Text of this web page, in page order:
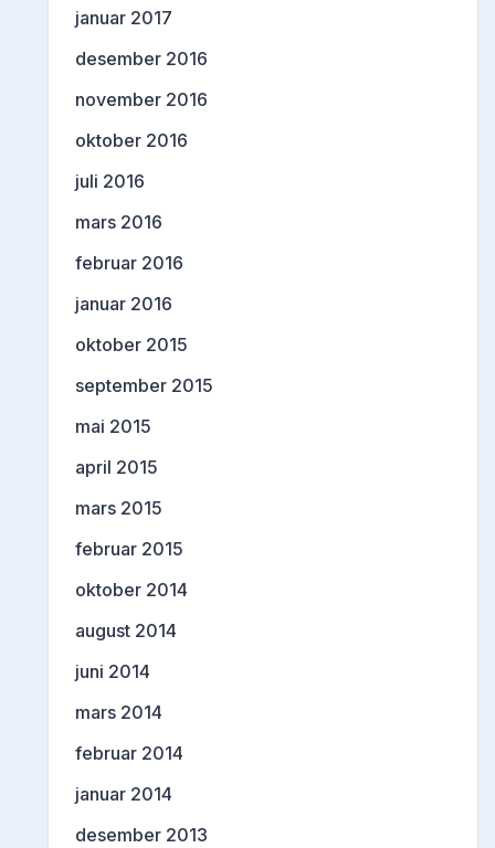
januar 2017
desember 2016
november 2016
oktober 2016
juli 2016
mars 2016
februar 2016
januar 2016
oktober 2015
september 2015
mai 2015
april 2015
mars 2015
februar 2015
oktober 2014
august 2014
juni 2014
mars 2014
februar 2014
januar 2014
desember 2013